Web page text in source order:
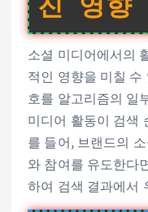
진 영향
소셜 미디어에서의
적인 영향을 미칠 수
호를 알고리즘의 일
미디어 활동이 검색
를 들어, 브랜드의
와 참여를 유도한다
하여 검색 결과에서